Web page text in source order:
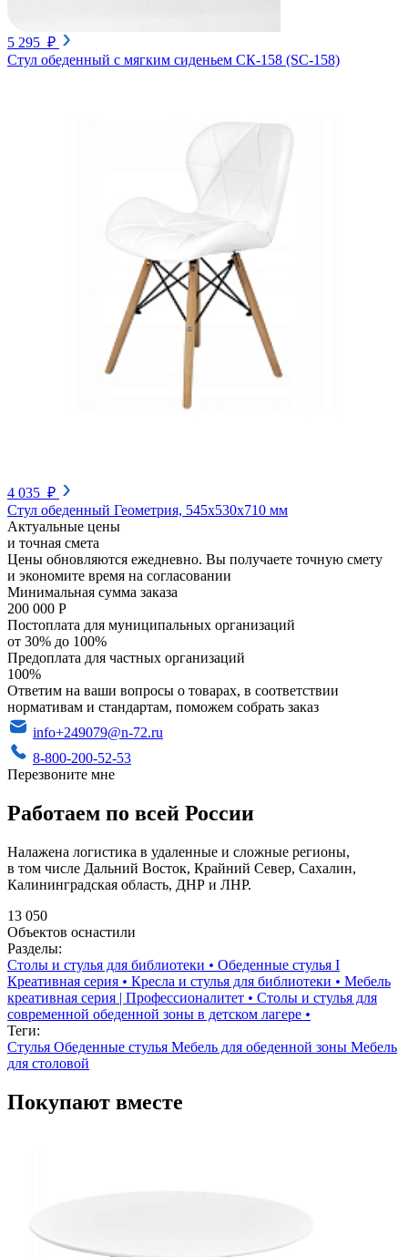
5 295 ₽
Стул обеденный с мягким сиденьем СК-158 (SC-158)
4 035 ₽
Стул обеденный Геометрия, 545х530х710 мм
Актуальные цены
и точная смета
Цены обновляются ежедневно. Вы получаете точную смету
и экономите время на согласовании
Минимальная сумма заказа
200 000 Р
Постоплата для муниципальных организаций
от 30% до 100%
Предоплата для частных организаций
100%
Ответим на ваши вопросы о товарах, в соответствии
нормативам и стандартам, поможем собрать заказ
info+249079@n-72.ru
8-800-200-52-53
Перезвоните мне
Работаем по всей России
Налажена логистика в удаленные и сложные регионы,
в том числе Дальний Восток, Крайний Север, Сахалин,
Калининградская область, ДНР и ЛНР.
13 050
Объектов оснастили
Разделы:
Столы и стулья для библиотеки • Обеденные стулья I
Креативная серия • Кресла и стулья для библиотеки • Мебель
креативная серия | Профессионалитет • Столы и стулья для
современной обеденной зоны в детском лагере •
Теги:
Стулья Обеденные стулья Мебель для обеденной зоны Мебель
для столовой
Покупают вместе